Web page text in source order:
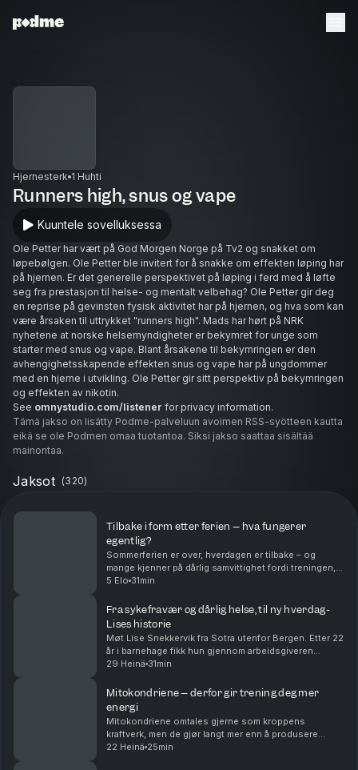
Hjernesterk 1 Huhti
Runners high, snus og vape
Kuuntele sovelluksessa
Ole Petter har vært på God Morgen Norge på Tv2 og snakket om
løpebølgen. Ole Petter ble invitert for å snakke om effekten løping har
på hjernen. Er det generelle perspektivet på løping i ferd med å løfte
seg fra prestasjon til helse- og mentalt velbehag? Ole Petter gir deg
en reprise på gevinsten fysisk aktivitet har på hjernen, og hva som kan
være årsaken til uttrykket "runners high". Mads har hørt på NRK
nyhetene at norske helsemyndigheter er bekymret for unge som
starter med snus og vape. Blant årsakene til bekymringen er den
avhengighetsskapende effekten snus og vape har på ungdommer
med en hjerne i utvikling. Ole Petter gir sitt perspektiv på bekymringen
og effekten av nikotin.
See omnystudio.com/listener for privacy information.
Tämä jakso on lisätty Podme-palveluun avoimen RSS-syötteen kautta
eikä se ole Podmen omaa tuotantoa. Siksi jakso saattaa sisältää
mainontaa.
Jaksot (320)
Tilbake i form etter ferien – hva fungerer
egentlig?
Sommerferien er over, hverdagen er tilbake – og
mange kjenner på dårlig samvittighet fordi treningen,
kostholdet og rutinene ikke ble helt som planlagt. I
5 Elo 31min
Fra sykefravær og dårlig helse, til ny hverdag-
Lises historie
Møt Lise Snekkervik fra Sotra utenfor Bergen. Etter 22
år i barnehage fikk hun gjennom arbeidsgiveren
Læringsverkstedet tilbud om oppfølging fra en
29 Heinä 31min
Mitokondriene – derfor gir trening deg mer
energi
Mitokondriene omtales gjerne som kroppens
kraftverk, men de gjør langt mer enn å produsere
energi. Ny forskning tyder på at de kan spille en
22 Heinä 25min